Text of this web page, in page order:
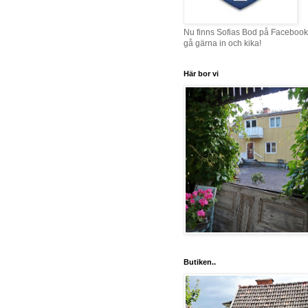
Nu finns Sofias Bod på
gå gärna in och kika!
Här bor vi
Butiken..